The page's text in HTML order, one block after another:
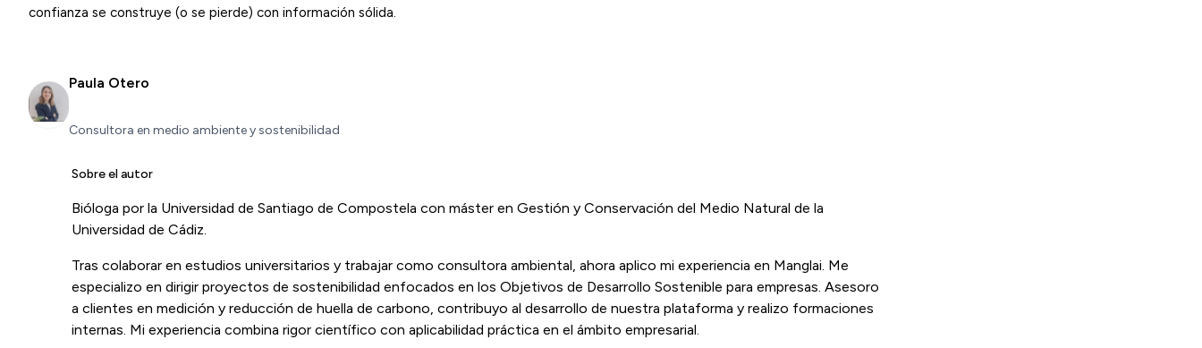
confianza se construye (o se pierde) con información sólida.
Paula Otero
Consultora en medio ambiente y sostenibilidad
Sobre el autor
Bióloga por la Universidad de Santiago de Compostela con máster en Gestión y Conservación del Medio Natural de la
Universidad de Cádiz.
Tras colaborar en estudios universitarios y trabajar como consultora ambiental, ahora aplico mi experiencia en Manglai. Me
especializo en dirigir proyectos de sostenibilidad enfocados en los Objetivos de Desarrollo Sostenible para empresas. Asesoro
a clientes en medición y reducción de huella de carbono, contribuyo al desarrollo de nuestra plataforma y realizo formaciones
internas. Mi experiencia combina rigor científico con aplicabilidad práctica en el ámbito empresarial.